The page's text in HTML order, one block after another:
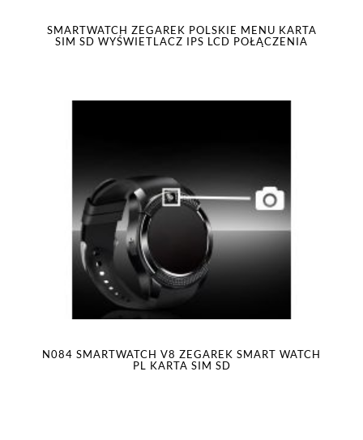
SMARTWATCH ZEGAREK POLSKIE MENU KARTA
SIM SD WYŚWIETLACZ IPS LCD POŁĄCZENIA
N084 SMARTWATCH V8 ZEGAREK SMART WATCH
PL KARTA SIM SD